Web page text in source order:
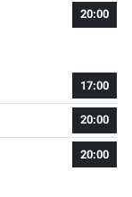
20:00
17:00
20:00
20:00